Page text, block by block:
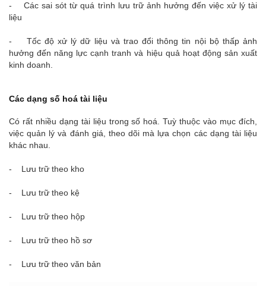
- Các sai sót từ quá trình lưu trữ ảnh hưởng đến việc xử lý tài
liệu
- Tốc độ xử lý dữ liệu và trao đổi thông tin nội bộ thấp ảnh
hưởng đến năng lực cạnh tranh và hiệu quả hoạt động sản xuất
kinh doanh.
Các dạng số hoá tài liệu
Có rất nhiều dạng tài liệu trong số hoá. Tuỳ thuộc vào mục đích,
việc quản lý và đánh giá, theo dõi mà lựa chọn các dạng tài liệu
khác nhau.
- Lưu trữ theo kho
- Lưu trữ theo kệ
- Lưu trữ theo hộp
- Lưu trữ theo hồ sơ
- Lưu trữ theo văn bản